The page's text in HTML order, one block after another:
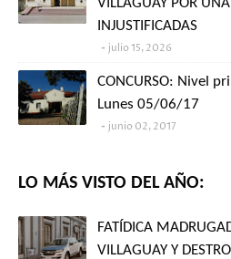
INJUSTIFICADAS
julio 15, 2026
CONCURSO: Nivel
Lunes 05/06/17
junio 02, 2017
LO MÁS VISTO DEL AÑO:
FATÍDICA
VILLAGUAY Y